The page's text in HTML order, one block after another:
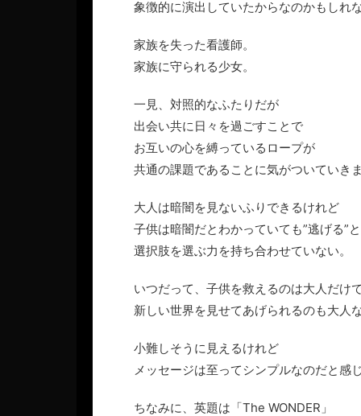
象徴的に演出していたからなのかもしれな
家族を失った看護師。
家族に守られる少女。
一見、対照的なふたりだが
出会い共に日々を過ごすことで
お互いの心を縛っているロープが
共通の課題であることに気がついていきま
大人は暗闇を見ないふりできるけれど
子供は暗闇だとわかっていても”逃げる”
選択肢を選ぶ力を持ち合わせていない。
いつだって、子供を救えるのは大人だけ
新しい世界を見せてあげられるのも大人な
小難しそうに見えるけれど
メッセージは至ってシンプルなのだと感
ちなみに、英題は「The WONDER」